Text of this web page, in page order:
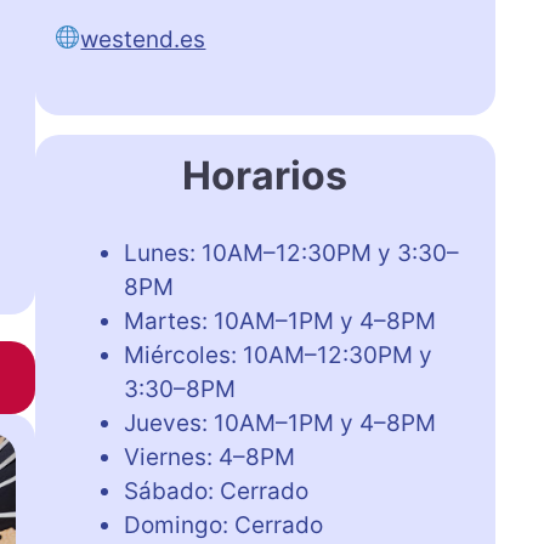
westend.es
Horarios
Lunes: 10AM–12:30PM y 3:30–
8PM
Martes: 10AM–1PM y 4–8PM
Miércoles: 10AM–12:30PM y
3:30–8PM
Jueves: 10AM–1PM y 4–8PM
Viernes: 4–8PM
Sábado: Cerrado
Domingo: Cerrado